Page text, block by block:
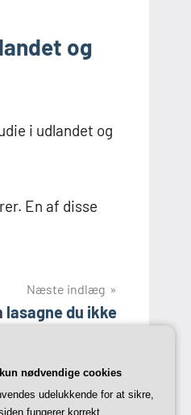
og
i udlandet og
En af disse
Næste indlæg
du ikke
nødvendige cookies
udelukkende for at sikre,
fungerer korrekt.